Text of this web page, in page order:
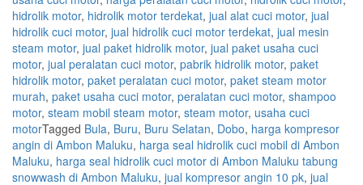
hidrolik motor, hidrolik motor terdekat, jual alat cuci motor, jual
hidrolik cuci motor, jual hidrolik cuci motor terdekat, jual mesin
steam motor, jual paket hidrolik motor, jual paket usaha cuci
motor, jual peralatan cuci motor, pabrik hidrolik motor, paket
hidrolik motor, paket peralatan cuci motor, paket steam motor
murah, paket usaha cuci motor, peralatan cuci motor, shampoo
motor, steam mobil steam motor, steam motor, usaha cuci
motorTagged Bula, Buru, Buru Selatan, Dobo, harga kompresor
angin di Ambon Maluku, harga seal hidrolik cuci mobil di Ambon
Maluku, harga seal hidrolik cuci motor di Ambon Maluku tabung
snowwash di Ambon Maluku, jual kompresor angin 10 pk, jual